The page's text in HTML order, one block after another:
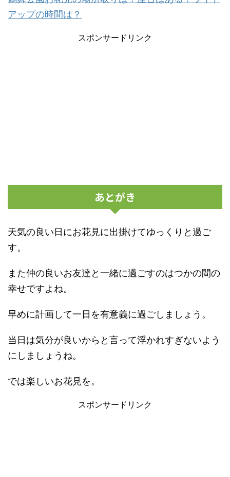
アップの時間は？
スポンサードリンク
あとがき
天気の良い日にお花見に出掛けてゆっくりと過ご
す。
また仲の良いお友達と一緒に過ごすのはつかの間の
幸せですよね。
早めに計画して一日を有意義に過ごしましょう。
当日は気分が良いからと言って浮かれすぎないよう
にしましょうね。
では楽しいお花見を。
スポンサードリンク